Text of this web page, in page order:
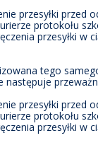
przesyłki przed
protokołu
przesyłki w
tego
następuje
przesyłki przed
protokołu
przesyłki w